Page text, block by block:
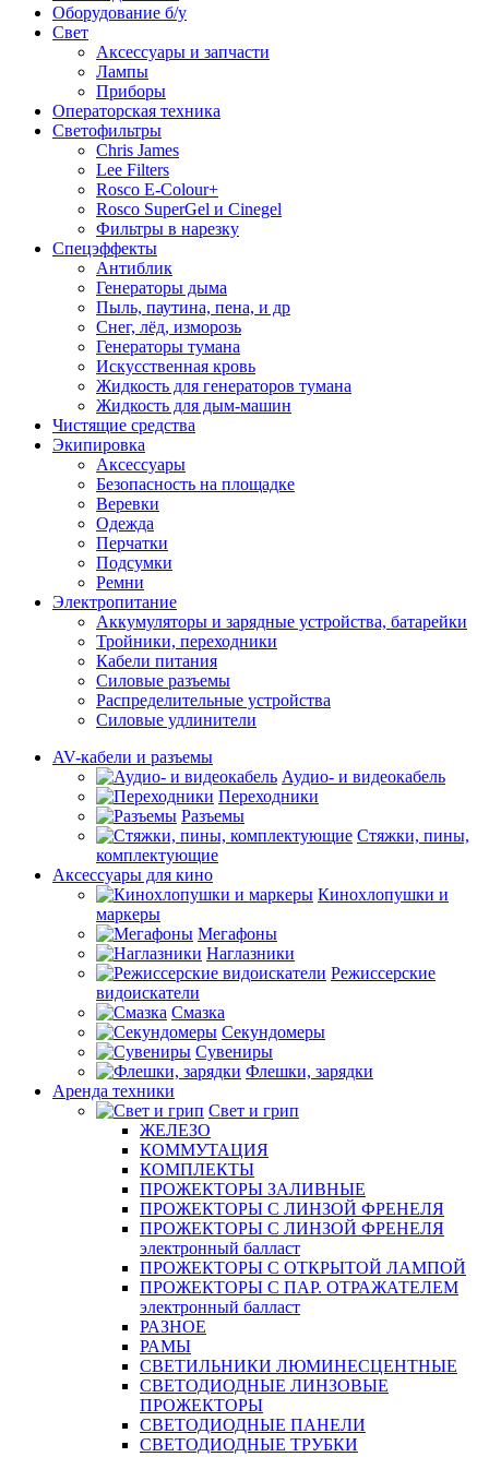
Оборудование б/у
Свет
Аксессуары и запчасти
Лампы
Приборы
Операторская техника
Светофильтры
Chris James
Lee Filters
Rosco E-Colour+
Rosco SuperGel и Cinegel
Фильтры в нарезку
Спецэффекты
Антиблик
Генераторы дыма
Пыль, паутина, пена, и др
Снег, лёд, изморозь
Генераторы тумана
Искусственная кровь
Жидкость для генераторов тумана
Жидкость для дым-машин
Чистящие средства
Экипировка
Аксессуары
Безопасность на площадке
Веревки
Одежда
Перчатки
Подсумки
Ремни
Электропитание
Аккумуляторы и зарядные устройства, батарейки
Тройники, переходники
Кабели питания
Силовые разъемы
Распределительные устройства
Силовые удлинители
AV-кабели и разъемы
Аудио- и видеокабель
Переходники
Разъемы
Стяжки, пины,
комплектующие
Аксессуары для кино
Кинохлопушки и
маркеры
Мегафоны
Наглазники
Режиссерские
видоискатели
Смазка
Секундомеры
Сувениры
Флешки, зарядки
Аренда техники
Свет и грип
ЖЕЛЕЗО
КОММУТАЦИЯ
КОМПЛЕКТЫ
ПРОЖЕКТОРЫ ЗАЛИВНЫЕ
ПРОЖЕКТОРЫ С ЛИНЗОЙ ФРЕНЕЛЯ
ПРОЖЕКТОРЫ С ЛИНЗОЙ ФРЕНЕЛЯ
электронный балласт
ПРОЖЕКТОРЫ С ОТКРЫТОЙ ЛАМПОЙ
ПРОЖЕКТОРЫ С ПАР. ОТРАЖАТЕЛЕМ
электронный балласт
РАЗНОЕ
РАМЫ
СВЕТИЛЬНИКИ ЛЮМИНЕСЦЕНТНЫЕ
СВЕТОДИОДНЫЕ ЛИНЗОВЫЕ
ПРОЖЕКТОРЫ
СВЕТОДИОДНЫЕ ПАНЕЛИ
СВЕТОДИОДНЫЕ ТРУБКИ